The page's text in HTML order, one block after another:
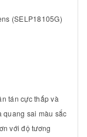
tán cực thấp và
quang sai màu sắc
với độ tương